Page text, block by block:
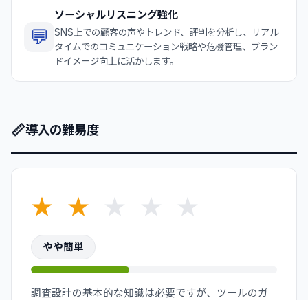
💬
ソーシャルリスニング強化
SNS上での顧客の声やトレンド、評判を分析し、リアル
タイムでのコミュニケーション戦略や危機管理、ブラン
ドイメージ向上に活かします。
📏導入の難易度
★ ★ ★ ★ ★
やや簡単
調査設計の基本的な知識は必要ですが、ツールのガ